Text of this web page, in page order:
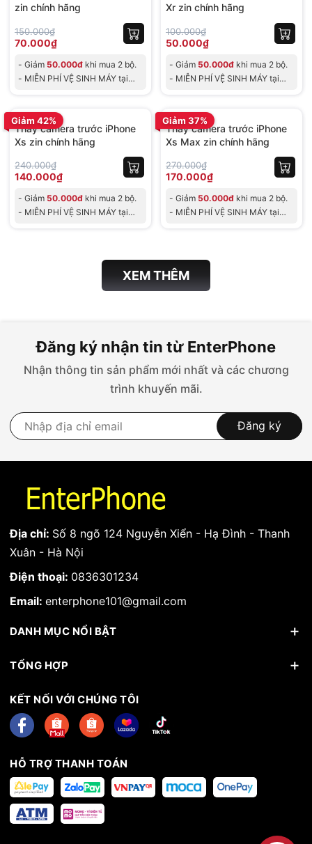
zin chính hãng
150.000₫
70.000₫
- Giảm 50.000đ khi mua 2 bộ.
- MIỄN PHÍ VỆ SINH MÁY tại
Xr zin chính hãng
100.000₫
50.000₫
- Giảm 50.000đ khi mua 2 bộ.
- MIỄN PHÍ VỆ SINH MÁY tại
Giảm 42%
Thay camera trước iPhone
Xs zin chính hãng
240.000₫
140.000₫
- Giảm 50.000đ khi mua 2 bộ.
- MIỄN PHÍ VỆ SINH MÁY tại
Giảm 37%
Thay camera trước iPhone
Xs Max zin chính hãng
270.000₫
170.000₫
- Giảm 50.000đ khi mua 2 bộ.
- MIỄN PHÍ VỆ SINH MÁY tại
XEM THÊM
Đăng ký nhận tin từ EnterPhone
Nhận thông tin sản phẩm mới nhất và các chương
trình khuyến mãi.
Đăng ký
Địa chỉ: Số 8 ngõ 124 Nguyễn Xiển - Hạ Đình - Thanh
Xuân - Hà Nội
Điện thoại: 0836301234
Email: enterphone101@gmail.com
DANH MỤC NỔI BẬT
TỔNG HỢP
KẾT NỐI VỚI CHÚNG TÔI
HỖ TRỢ THANH TOÁN